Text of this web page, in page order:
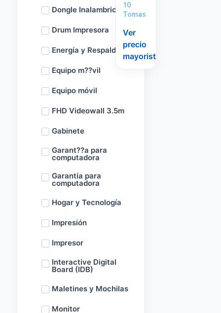
Dongle Inalambrico
Drum Impresora
Energía y Respaldo
Equipo m??vil
Equipo móvil
FHD Videowall 3.5m
Gabinete
Garant??a para
computadora
Garantía para
computadora
Hogar y Tecnología
Impresión
Impresor
Interactive Digital
Board (IDB)
Maletines y Mochilas
Monitor
10
Tomas
Ver
precio
mayorista